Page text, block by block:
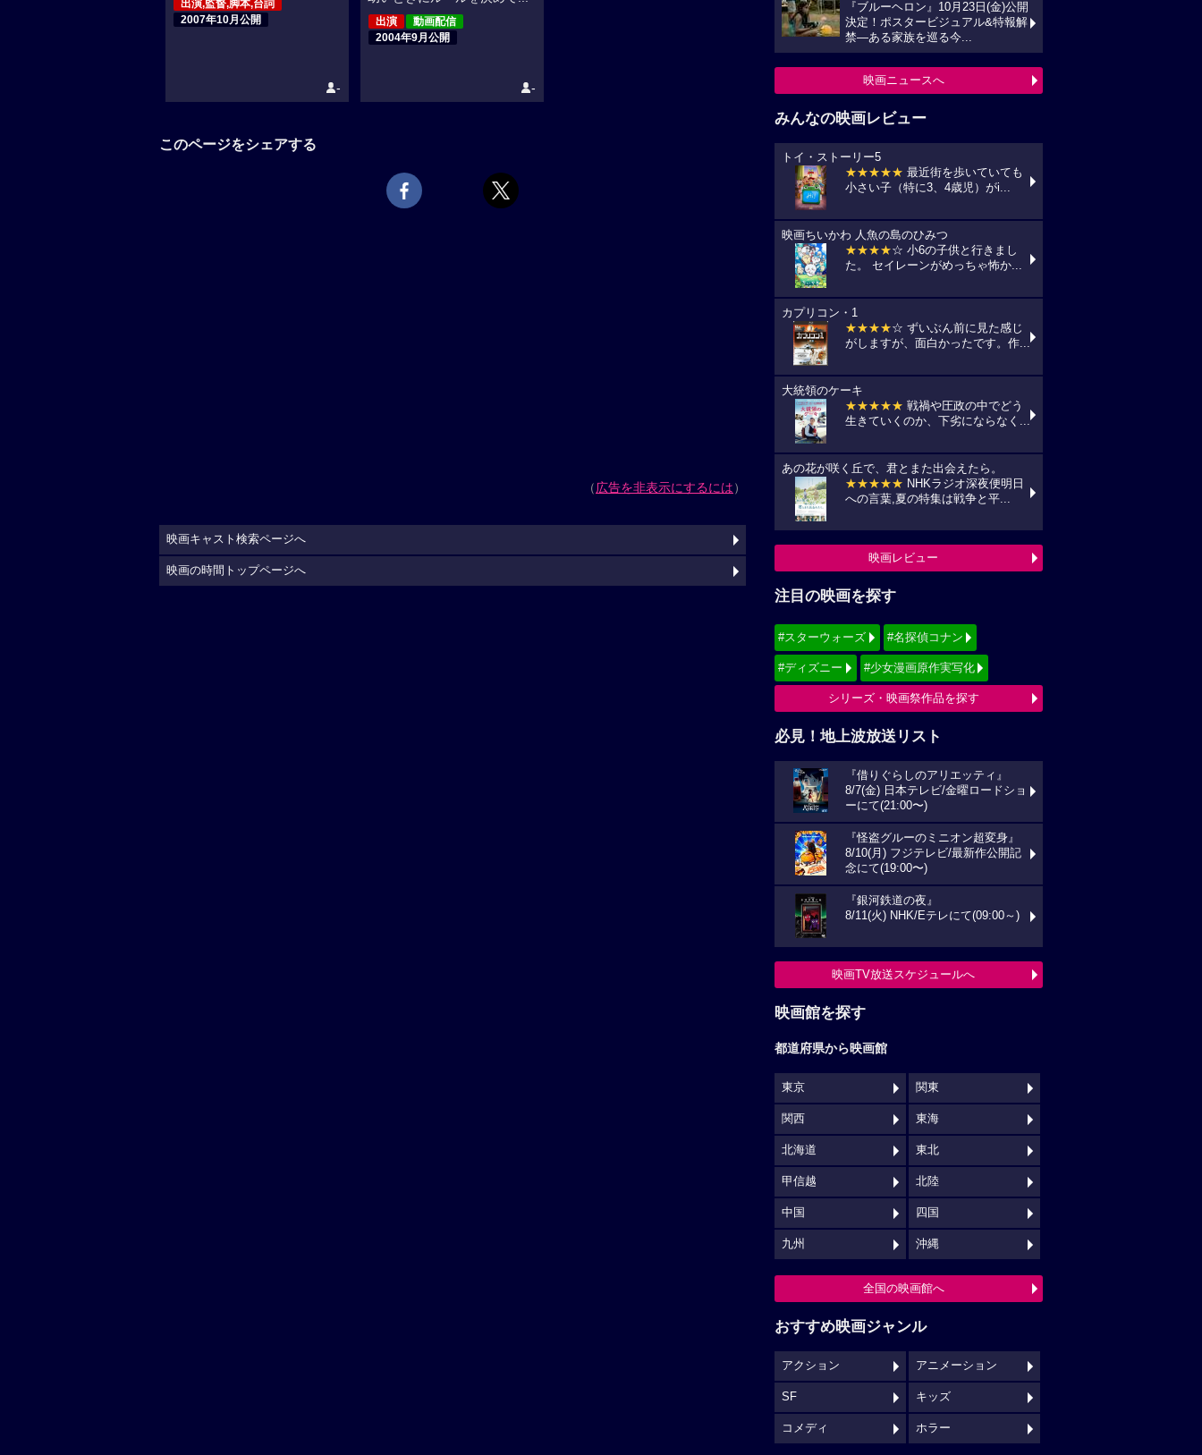
出演,監督,脚本,台詞
2007年10月公開
-
出演
動画配信
2004年9月公開
-
このページをシェアする
（広告を非表示にするには）
『ブルーヘロン』10月23日(金)公開
決定！ポスタービジュアル&特報解
禁―ある家族を巡る今...
映画ニュースへ
みんなの映画レビュー
トイ・ストーリー5
★★★★★ 最近街を歩いていても
小さい子（特に3、4歳児）がi...
映画ちいかわ 人魚の島のひみつ
★★★★☆ 小6の子供と行きまし
た。 セイレーンがめっちゃ怖か...
カプリコン・1
★★★★☆ ずいぶん前に見た感じ
がしますが、面白かったです。作...
大統領のケーキ
★★★★★ 戦禍や圧政の中でどう
生きていくのか、下劣にならなく...
あの花が咲く丘で、君とまた出会えたら。
★★★★★ NHKラジオ深夜便明日
への言葉,夏の特集は戦争と平...
映画レビュー
注目の映画を探す
#スターウォーズ #名探偵コナン
#ディズニー #少女漫画原作実写化
シリーズ・映画祭作品を探す
必見！地上波放送リスト
『借りぐらしのアリエッティ』
8/7(金) 日本テレビ/金曜ロードショ
ーにて(21:00〜)
『怪盗グルーのミニオン超変身』
8/10(月) フジテレビ/最新作公開記
念にて(19:00〜)
『銀河鉄道の夜』
8/11(火) NHK/Eテレにて(09:00～)
映画TV放送スケジュールへ
映画館を探す
都道府県から映画館
東京 関東
関西 東海
北海道 東北
甲信越 北陸
中国 四国
九州 沖縄
全国の映画館へ
おすすめ映画ジャンル
アクション アニメーション
SF キッズ
コメディ ホラー
映画キャスト検索ページへ
映画の時間トップページへ